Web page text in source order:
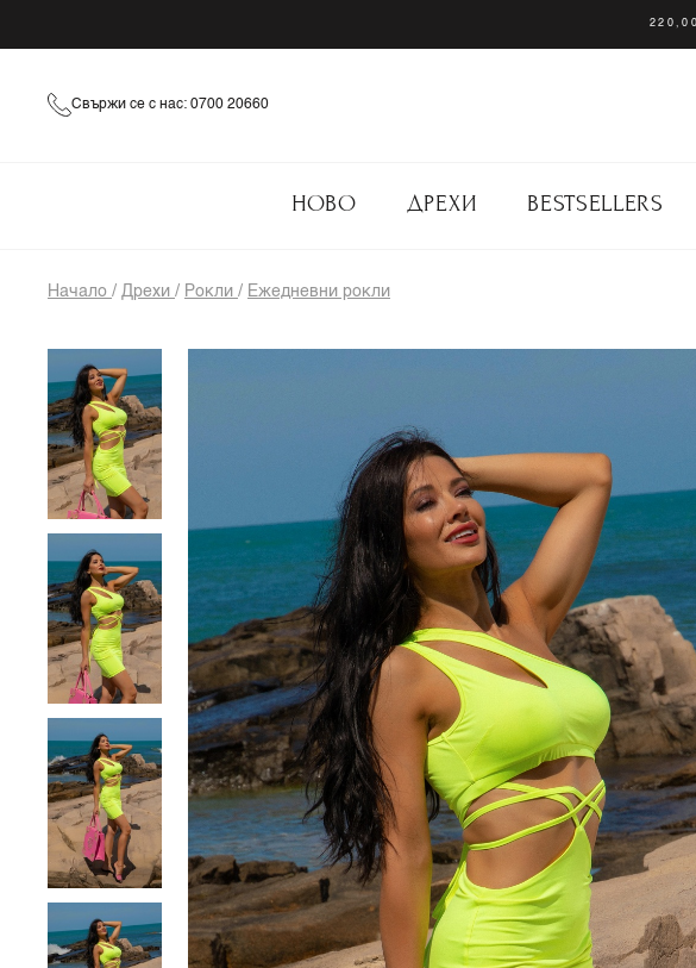
Свържи се с нас: 0700 20660
НОВО ДРЕХИ BESTSELLERS
Начало / Дрехи / Рокли / Ежедневни рокли